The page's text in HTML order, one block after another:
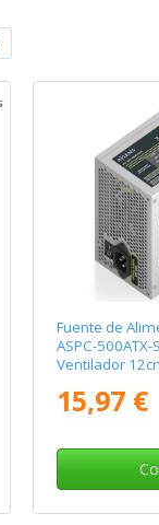
Fuente de
ASPC-
Ventilador
15,97 €